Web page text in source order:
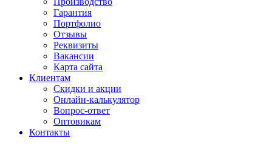
Гарантия
Портфолио
Отзывы
Реквизиты
Вакансии
Карта сайта
Клиентам
Скидки и акции
Онлайн-калькулятор
Вопрос-ответ
Оптовикам
Контакты